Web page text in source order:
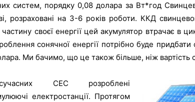
систем, порядку 0,08 долара за Вт*год
розраховані на 3-6 років роботи. ККД
своєї енергії цей акумулятор втрачає в
сонячної енергії потрібно буде
Ми бачимо, що це також більше, ніж вартість
СЕС розроблені
електростанції. Протягом